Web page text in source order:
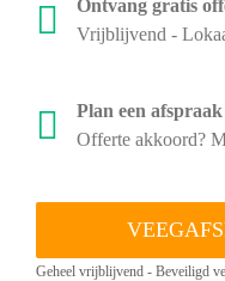
Ontvang gratis
Vrijblijvend -
Plan een
Offerte akkoord?
Geheel vrijblijvend - Beveiligd